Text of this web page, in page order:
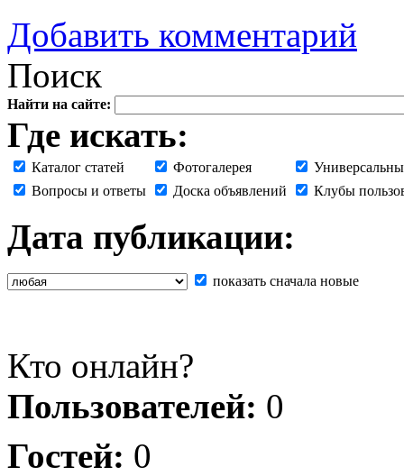
Добавить комментарий
Поиск
Найти на сайте:
Где искать:
Каталог статей Фотогалерея
Вопросы и ответы
Доска объявлений Клубы
Дата публикации:
показать сначала новые
Кто онлайн?
Пользователей: 0
Гостей: 0